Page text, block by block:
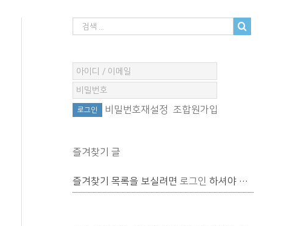
비밀번호재설정 조합원가입
즐겨찾기 글
즐겨찾기 목록을 보실려면 로그인 하셔야 합니다.